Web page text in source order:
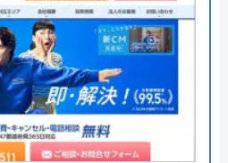
on
12件のクチコミ）
PayPay、クレジットカー
NP後払い
応件数100万件以上
の無料点検・無料保証制度
加入業者